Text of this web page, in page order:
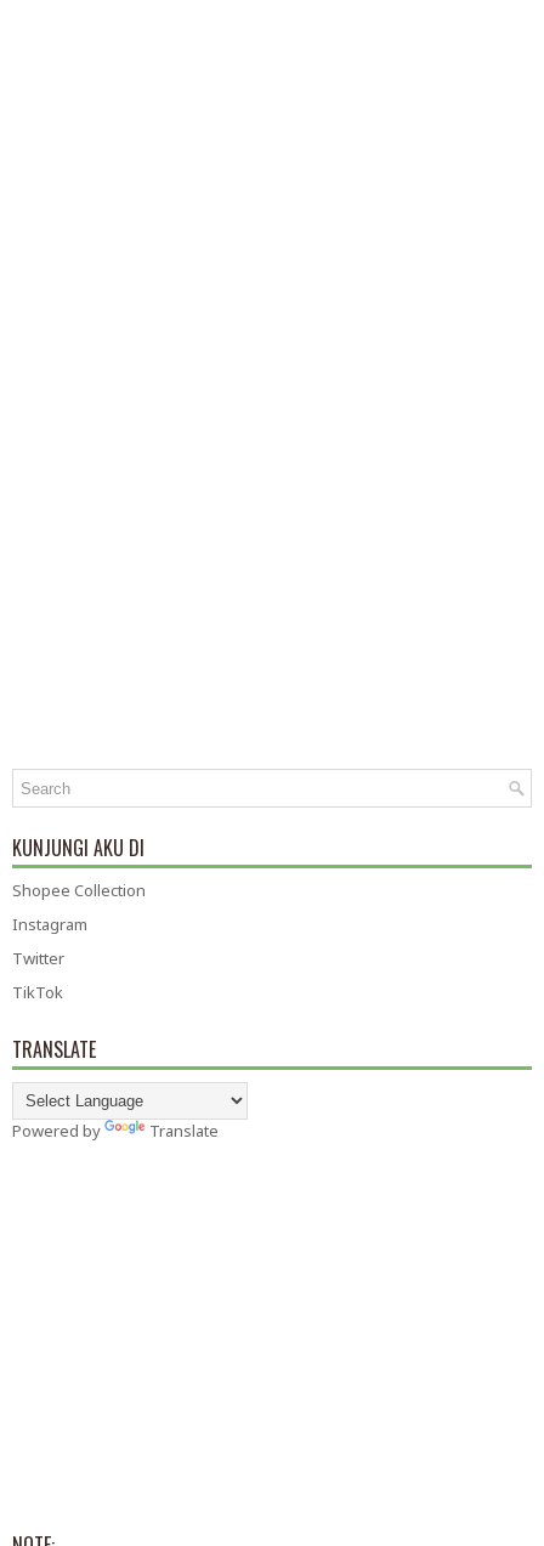
KUNJUNGI AKU DI
Shopee Collection
Instagram
Twitter
TikTok
TRANSLATE
Powered by Translate